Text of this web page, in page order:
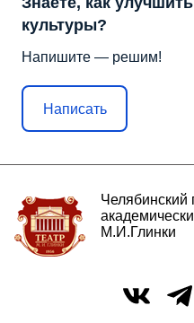
культуры?
Напишите — решим!
Написать
Челябинский
М.И.Глинки